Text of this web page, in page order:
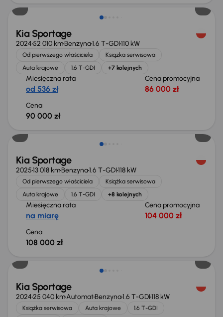
Kia Sportage
202452 010 kmBenzyna1.6 T-GDI110 kW
Od pierwszego właściciela
Książka serwisowa
Auta krajowe
1.6 T-GDI +7 kolejnych
Miesięczna rata
od 536 zł
Cena promocyjna
86 000 zł
Cena
90 000 zł
Kia Sportage
202513 018 kmBenzyna1.6 T-GDI118 kW
Od pierwszego właściciela
Książka serwisowa
Auta krajowe
1.6 T-GDI +8 kolejnych
Miesięczna rata
na miarę
Cena promocyjna
104 000 zł
Cena
108 000 zł
Taniej o 1 000 zł
Kia Sportage
202425 040 kmAutomatBenzyna1.6 T-GDI118 kW
Książka serwisowa Auta krajowe
1.6 T-GDI